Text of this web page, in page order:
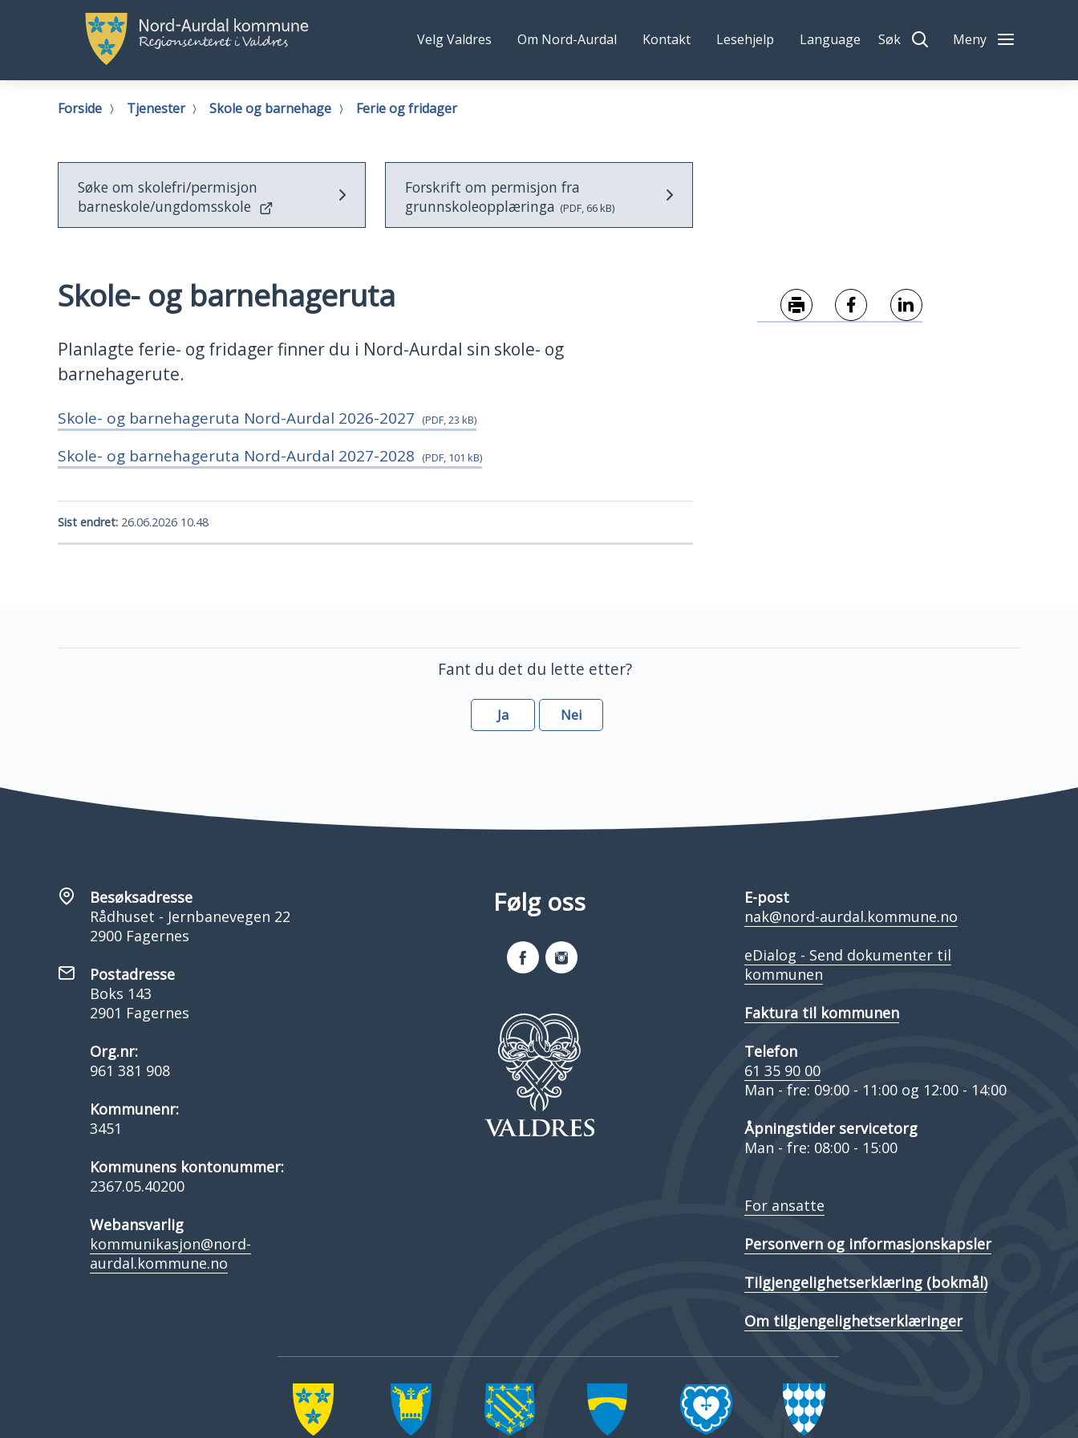
Nord-
Aurdal
kommune
kommune
Følg
Velg Valdres Om Nord-Aurdal Kontakt Lesehjelp Language Søk Meny
Du
Forside Tjenester Skole og barnehage Ferie og fridager
Søke om skolefri/permisjon
barneskole/ungdomsskole
Forskrift om permisjon fra
grunnskoleopplæringa (PDF, 66 kB)
Skole- og barnehageruta
Planlagte ferie- og fridager finner du i Nord-Aurdal sin skole- og
barnehagerute.
Skole- og barnehageruta Nord-Aurdal 2026-2027 (PDF, 23 kB)
Skole- og barnehageruta Nord-Aurdal 2027-2028 (PDF, 101 kB)
Sist endret 26.06.2026 10.48
Fant du det du lette etter?
Ja Nei
Besøksadresse
Rådhuset - Jernbanevegen 22
2900 Fagernes
Postadresse
Boks 143
2901 Fagernes
Org.nr:
961 381 908
Kommunenr:
3451
Kommunens kontonummer:
2367.05.40200
Webansvarlig
kommunikasjon@nord-
aurdal.kommune.no
Følg oss
FacebookInstagram
E-post
nak@nord-aurdal.kommune.no
eDialog - Send dokumenter til
kommunen
Faktura til kommunen
Telefon
61 35 90 00
Man - fre: 09:00 - 11:00 og 12:00 - 14:00
Åpningstider servicetorg
Man - fre: 08:00 - 15:00
For ansatte
Personvern og informasjonskapsler
Tilgjengelighetserklæring (bokmål)
Om tilgjengelighetserklæringer